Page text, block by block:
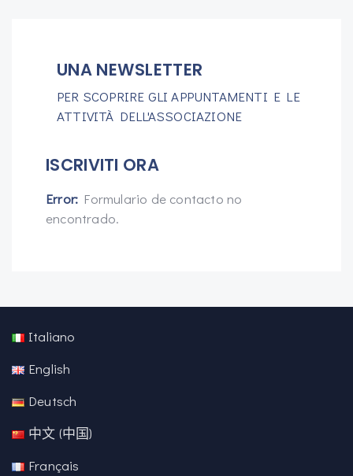
UNA NEWSLETTER
PER SCOPRIRE GLI APPUNTAMENTI E LE
ATTIVITÀ DELL'ASSOCIAZIONE
ISCRIVITI ORA
Error: Formulario de contacto no
encontrado.
Italiano
English
Deutsch
中文 (中国)
Français